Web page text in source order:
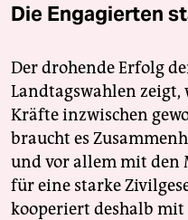
Die Engagierten
Der drohende Erfolg
Landtagswahlen
Kräfte inzwischen
braucht es
und vor allem mit den
für eine starke
kooperiert deshalb